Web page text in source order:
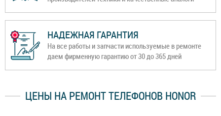
НАДЕЖНАЯ ГАРАНТИЯ
На все работы и запчасти используемые в ремонте
даем фирменную гарантию от 30 до 365 дней
ЦЕНЫ НА РЕМОНТ ТЕЛЕФОНОВ HONOR